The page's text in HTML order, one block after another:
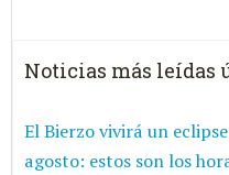
Noticias más leídas
El Bierzo vivirá un
agosto: estos son los